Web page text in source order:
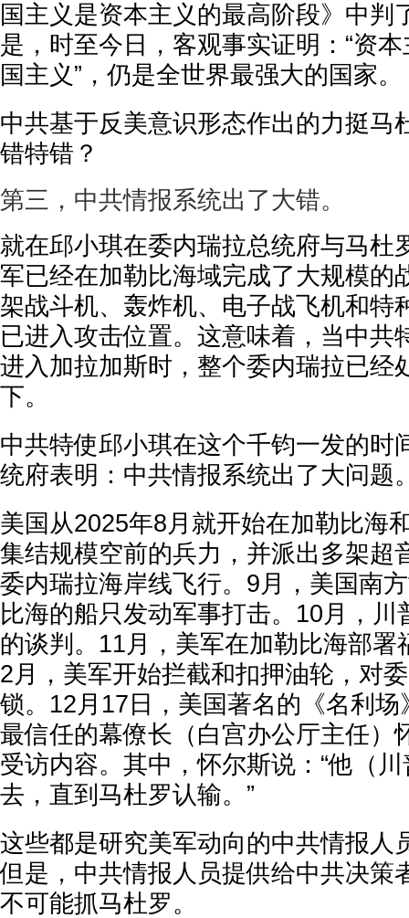
国主义是资本主义的最高阶段》中判
是，时至今日，客观事实证明：“资本
国主义”，仍是全世界最强大的国家。
中共基于反美意识形态作出的力挺马
错特错？
第三，中共情报系统出了大错。
就在邱小琪在委内瑞拉总统府与马杜
军已经在加勒比海域完成了大规模的
架战斗机、轰炸机、电子战飞机和特
已进入攻击位置。这意味着，当中共
进入加拉加斯时，整个委内瑞拉已经
下。
中共特使邱小琪在这个千钧一发的时
统府表明：中共情报系统出了大问题
美国从2025年8月就开始在加勒比海
集结规模空前的兵力，并派出多架超
委内瑞拉海岸线飞行。9月，美国南
比海的船只发动军事打击。10月，川
的谈判。11月，美军在加勒比海部署
2月，美军开始拦截和扣押油轮，对
锁。12月17日，美国著名的《名利
最信任的幕僚长（白宫办公厅主任）
受访内容。其中，怀尔斯说：“他（
去，直到马杜罗认输。”
这些都是研究美军动向的中共情报人
但是，中共情报人员提供给中共决策
不可能抓马杜罗。